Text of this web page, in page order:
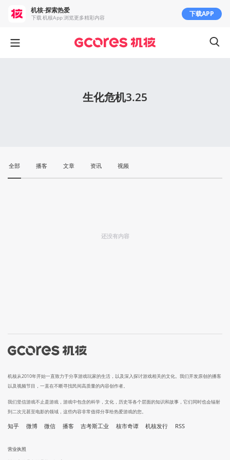
生化危机3.25
全部 播客 文章 资讯 视频
还没有内容
机核从2010年开始一直致力于分享游戏玩家的生活，以及深入探讨游戏相关的文化。我们开发原创的播客
以及视频节目，一直在不断寻找民间高质量的内容创作者。
我们坚信游戏不止是游戏，游戏中包含的科学，文化，历史等各个层面的知识和故事，它们同时也会辐射
到二次元甚至电影的领域，这些内容非常值得分享给热爱游戏的您。
知乎 微博 微信 播客 吉考斯工业 核市奇谭 机核发行 RSS
营业执照
机核-探索热爱
下载 机核App 浏览更多精彩内容 下载APP